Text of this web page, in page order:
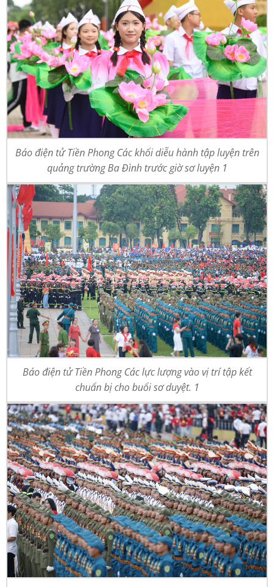
Báo điện tử Tiền Phong Các khối diễu hành tập luyện trên
quảng trường Ba Đình trước giờ sơ luyện 1
Báo điện tử Tiền Phong Các lực lượng vào vị trí tập kết
chuẩn bị cho buổi sơ duyệt. 1